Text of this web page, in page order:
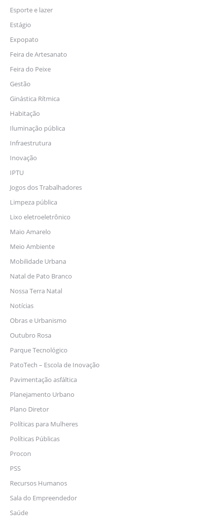
Esporte e lazer
Estágio
Expopato
Feira de Artesanato
Feira do Peixe
Gestão
Ginástica Rítmica
Habitação
Iluminação pública
Infraestrutura
Inovação
IPTU
Jogos dos Trabalhadores
Limpeza pública
Lixo eletroeletrônico
Maio Amarelo
Meio Ambiente
Mobilidade Urbana
Natal de Pato Branco
Nossa Terra Natal
Notícias
Obras e Urbanismo
Outubro Rosa
Parque Tecnológico
PatoTech – Escola de Inovação
Pavimentação asfáltica
Planejamento Urbano
Plano Diretor
Políticas para Mulheres
Políticas Públicas
Procon
PSS
Recursos Humanos
Sala do Empreendedor
Saúde